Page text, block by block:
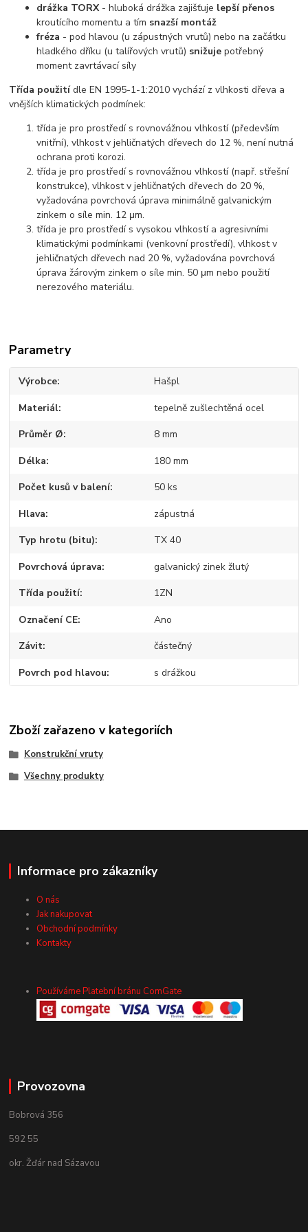
drážka TORX- hluboká drážka zajišťuje lepší přenos
kroutícího momentu a tím snazší montáž
fréza - pod hlavou (u zápustných vrutů) nebo na začátku
hladkého dříku (u talířových vrutů) snižujepotřebný
moment zavrtávací síly
Třída použitídle EN 1995-1-1:2010 vychází z vlhkosti dřeva a
vnějších klimatických podmínek:
třída je pro prostředí s rovnovážnou vlhkostí (především
vnitřní), vlhkost v jehličnatých dřevech do 12 %, není nutná
ochrana proti korozi.
třída je pro prostředí s rovnovážnou vlhkostí (např. střešní
konstrukce), vlhkost v jehličnatých dřevech do 20 %,
vyžadována povrchová úprava minimálně galvanickým
zinkem o síle min. 12 μm.
třída je pro prostředí s vysokou vlhkostí a agresivními
klimatickými podmínkami (venkovní prostředí), vlhkost v
jehličnatých dřevech nad 20 %, vyžadována povrchová
úprava žárovým zinkem o síle min. 50 μm nebo použití
nerezového materiálu.
Parametry
Výrobce Hašpl
Materiál tepelně zušlechtěná ocel
Průměr Ø 8 mm
Délka 180 mm
Počet kusů v balení 50 ks
Hlava zápustná
Typ hrotu (bitu) TX 40
Povrchová úprava galvanický zinek žlutý
Třída použití 1ZN
Označení CE Ano
Závit částečný
Povrch pod hlavou s drážkou
Zboží zařazeno v kategoriích
Konstrukční vruty
Všechny produkty
Informace pro zákazníky
O nás
Jak nakupovat
Obchodní podmínky
Kontakty
Používáme Platební bránu ComGate
Provozovna
Bobrová 356
592 55
okr. Žďár nad Sázavou